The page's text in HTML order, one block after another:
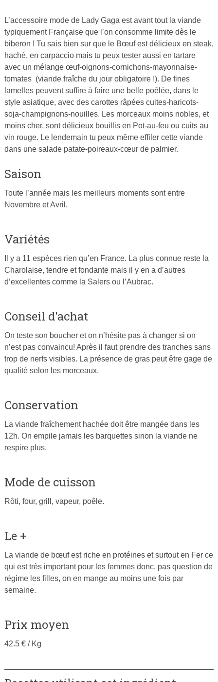
Publié
le
6
mars
2015
par
Cuisine
Ta
Mère
L’accessoire mode de Lady Gaga est avant tout la viande
typiquement Française que l’on consomme limite dès le
biberon ! Tu sais bien sur que le Bœuf est délicieux en steak,
haché, en carpaccio mais tu peux tester aussi en tartare
avec un mélange œuf-oignons-cornichons-mayonnaise-
tomates (viande fraîche du jour obligatoire !). De fines
lamelles peuvent suffire à faire une belle poêlée, dans le
style asiatique, avec des carottes râpées cuites-haricots-
soja-champignons-nouilles. Les morceaux moins nobles, et
moins cher, sont délicieux bouillis en Pot-au-feu ou cuits au
vin rouge. Le lendemain tu peux même effiler cette viande
dans une salade patate-poireaux-cœur de palmier.
Saison
Toute l’année mais les meilleurs moments sont entre
Novembre et Avril.
Variétés
Il y a 11 espèces rien qu’en France. La plus connue reste la
Charolaise, tendre et fondante mais il y en a d’autres
d’excellentes comme la Salers ou l’Aubrac.
Conseil d'achat
On teste son boucher et on n’hésite pas à changer si on
n’est pas convaincu! Après il faut prendre des tranches sans
trop de nerfs visibles. La présence de gras peut être gage de
qualité selon les morceaux.
Conservation
La viande fraîchement hachée doit être mangée dans les
12h. On empile jamais les barquettes sinon la viande ne
respire plus.
Mode de cuisson
Rôti, four, grill, vapeur, poêle.
Le +
La viande de bœuf est riche en protéines et surtout en Fer ce
qui est très important pour les femmes donc, pas question de
régime les filles, on en mange au moins une fois par
semaine.
Prix moyen
42.5 € / Kg